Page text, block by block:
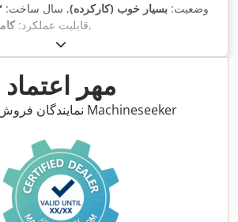
وضعیت: بسیار خوب (کارکرده), سال ساخت:
, قابلیت عملکرد:,
مهر اعتماد
نمایندگان فروش مورد تأیید Machineseeker